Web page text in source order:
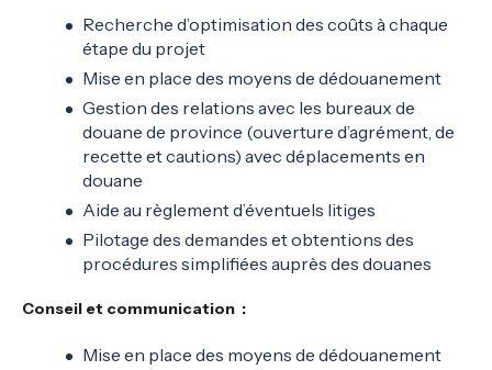
Recherche d’optimisation des coûts à chaque
étape du projet
Mise en place des moyens de dédouanement
Gestion des relations avec les bureaux de
douane de province (ouverture d’agrément, de
recette et cautions) avec déplacements en
douane
Aide au règlement d’éventuels litiges
Pilotage des demandes et obtentions des
procédures simplifiées auprès des douanes
Conseil et communication :
Mise en place des moyens de dédouanement